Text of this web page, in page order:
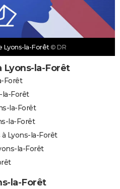
Lyons-la-Forêt © DR
Lyons-la-Forêt
Forêt
la-Forêt
la-Forêt
la-Forêt
Lyons-la-Forêt
la-Forêt
la-Forêt